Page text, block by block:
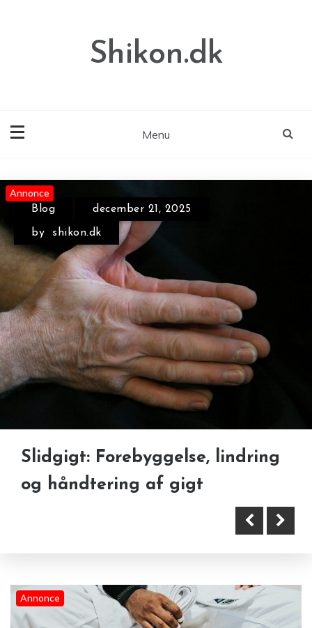
Shikon.dk
Menu
Annonce
Kampsport, kropsbevidsthed og
mandlig selvforbedring — en
naturlig forbindelse
Annonce
Forny din garderobe uden at
købe nyt
Blog december 21, 2025
by shikon.dk
Annonce
Slidgigt: Forebyggelse, lindring
og håndtering af gigt
Annonce